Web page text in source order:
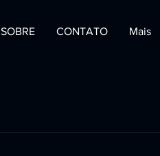
SOBRE CONTATO Mais